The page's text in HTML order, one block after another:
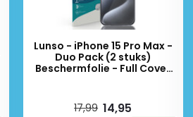
Lunso - iPhone 15 Pro Max -
Duo Pack (2 stuks)
Beschermfolie - Full Cover
17,99 14,95